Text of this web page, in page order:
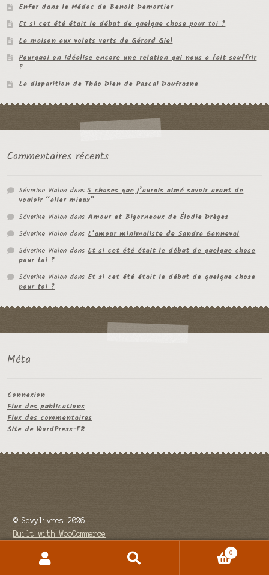
Enfer dans le Médoc de Benoit Demortier
Et si cet été était le début de quelque chose pour toi ?
La maison aux volets verts de Gérard Giel
Pourquoi on idéalise encore une relation qui nous a fait souffrir
?
La disparition de Thâo Dien de Pascal Daufrasne
Commentaires récents
Séverine Vialon dans5 choses que j’aurais aimé savoir avant de
vouloir “aller mieux”
Séverine Vialon dansAmour et Bigorneaux de Élodie Drèges
Séverine Vialon dansL’amour minimaliste de Sandra Ganneval
Séverine Vialon dansEt si cet été était le début de quelque chose
pour toi ?
Séverine Vialon dansEt si cet été était le début de quelque chose
pour toi ?
Méta
Connexion
Flux des publications
Flux des commentaires
Site de WordPress-FR
© Sevylivres 2026
Built with WooCommerce
Recherche
0